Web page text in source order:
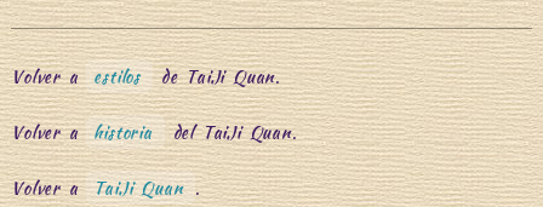
Volver a estilos de TaiJi Quan.
Volver a historia del TaiJi Quan.
Volver a TaiJi Quan .